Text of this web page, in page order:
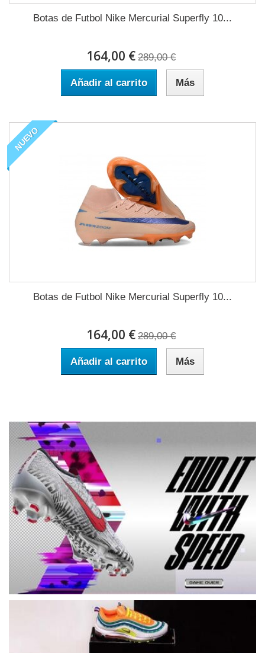
Botas de Futbol Nike Mercurial Superfly 10...
164,00 € 289,00 €
Añadir al carrito Más
NUEVO
Botas de Futbol Nike Mercurial Superfly 10...
164,00 € 289,00 €
Añadir al carrito Más